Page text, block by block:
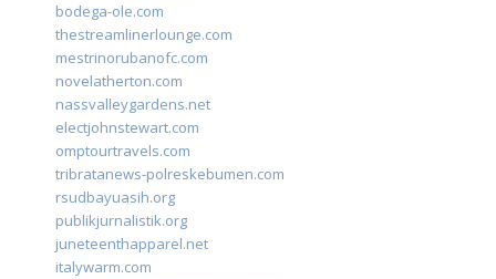
bodega-ole.com
thestreamlinerlounge.com
mestrinorubanofc.com
novelatherton.com
nassvalleygardens.net
electjohnstewart.com
omptourtravels.com
tribratanews-polreskebumen.com
rsudbayuasih.org
publikjurnalistik.org
juneteenthapparel.net
italywarm.com